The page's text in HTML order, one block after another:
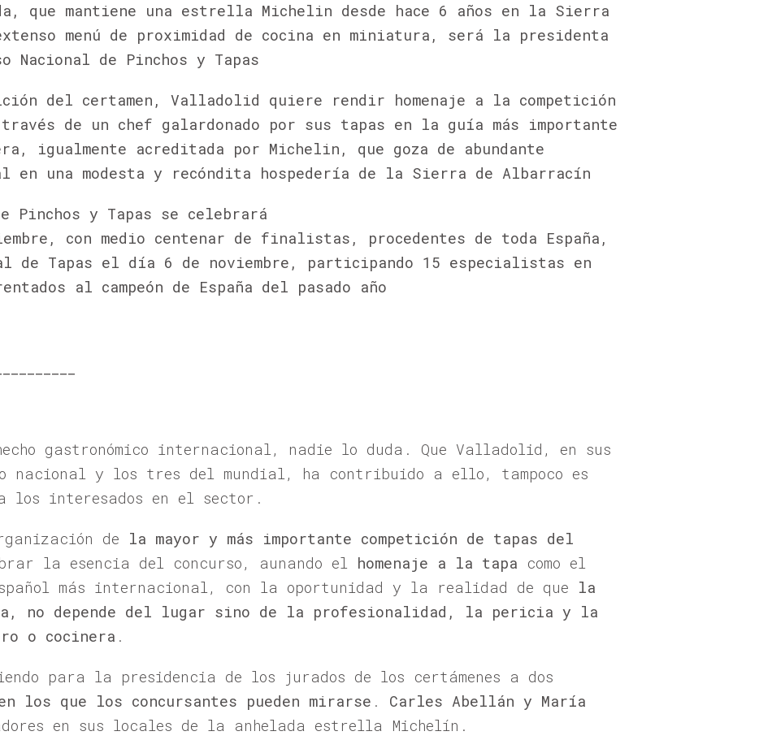
que mantiene una estrella Michelin desde hace 6 años en la Sierra
menú de proximidad de cocina en miniatura, será la presidenta
Nacional de Pinchos y Tapas
del certamen, Valladolid quiere rendir homenaje a la competición
de un chef galardonado por sus tapas en la guía más importante
igualmente acreditada por Michelin, que goza de abundante
una modesta y recóndita hospedería de la Sierra de Albarracín
Pinchos y Tapas se celebrará
con medio centenar de finalistas, procedentes de toda España,
de Tapas el día 6 de noviembre, participando 15 especialistas en
al campeón de España del pasado año
gastronómico internacional, nadie lo duda. Que Valladolid, en sus
nacional y los tres del mundial, ha contribuido a ello, tampoco es
los interesados en el sector.
de la mayor y más importante competición de tapas del
la esencia del concurso, aunando el homenaje a la tapa como el
más internacional, con la oportunidad y la realidad de que la
no depende del lugar sino de la profesionalidad, la pericia y la
o cocinera .
para la presidencia de los jurados de los certámenes a dos
los que los concursantes pueden mirarse . Carles Abellán y María
en sus locales de la anhelada estrella Michelín.